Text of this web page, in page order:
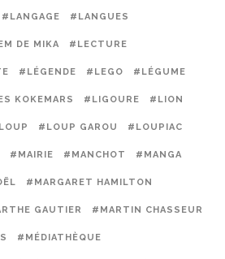
#LANGAGE #LANGUES
DE MIKA #LECTURE
#LÉGENDE #LEGO #LÉGUME
KOKEMARS #LIGOURE #LION
#LOUP GAROU #LOUPIAC
#MAIRIE #MANCHOT #MANGA
#MARGARET HAMILTON
GAUTIER #MARTIN CHASSEUR
#MÉDIATHÈQUE